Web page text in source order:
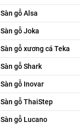
Sàn gỗ Alsa
Sàn gỗ Joka
Sàn gỗ xương cá Teka
Sàn gỗ Shark
Sàn gỗ Inovar
Sàn gỗ ThaiStep
Sàn gỗ Lucano